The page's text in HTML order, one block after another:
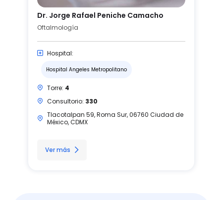
Dr. Jorge Rafael Peniche Camacho
Oftalmología
Hospital:
Hospital Angeles Metropolitano
Torre: 4
Consultorio: 330
Tlacotalpan 59, Roma Sur, 06760 Ciudad de
México, CDMX
Ver más